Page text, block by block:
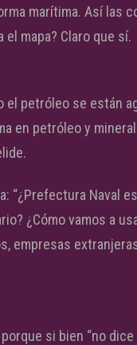
marítima. Así las
mapa? Claro que sí.
petróleo se están
en petróleo y
Naval
¿Cómo vamos a
empresas
si bien “no